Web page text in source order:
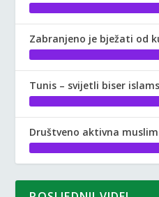
Zabranjeno je bježati od
Tunis – svijetli biser
Društveno aktivna